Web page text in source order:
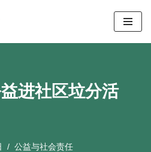
进社区垃分活
公益与社会责任